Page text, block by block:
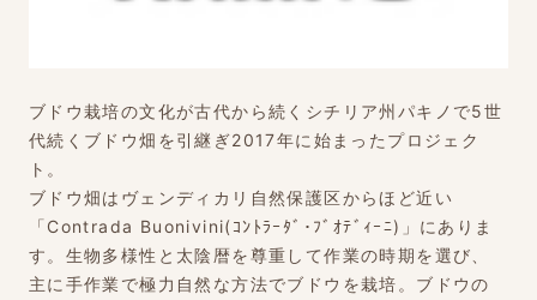
ブドウ栽培の文化が古代から続くシチリア州パキノで5世
代続くブドウ畑を引継ぎ2017年に始まったプロジェク
ト。
ブドウ畑はヴェンディカリ自然保護区からほど近い
「Contrada Buonivini(ｺﾝﾄﾗｰﾀﾞ･ﾌﾞｵﾃﾞｨｰﾆ)」にありま
す。生物多様性と太陰暦を尊重して作業の時期を選び、
主に手作業で極力自然な方法でブドウを栽培。ブドウの